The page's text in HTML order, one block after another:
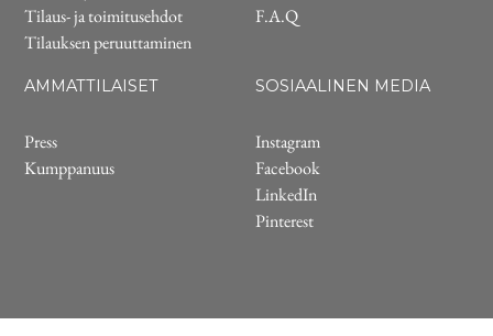
Tilaus- ja toimitusehdot
Tilauksen peruuttaminen
F.A.Q
AMMATTILAISET
Press
Kumppanuus
SOSIAALINEN MEDIA
Instagram
Facebook
LinkedIn
Pinterest